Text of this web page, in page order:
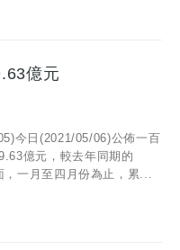
億元
今日(2021/05/06)公佈一百
億元，較去年同期的
一月至四月份為止，累...